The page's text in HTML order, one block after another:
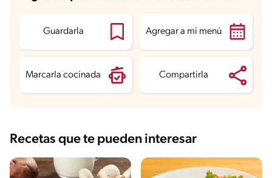
Proteína
Grasas saturadas 20.2 g
Sodio 776.6 mg
Guardarla Agregar a mi menú
Marcarla cocinada Compartirla
Recetas que te pueden interesar